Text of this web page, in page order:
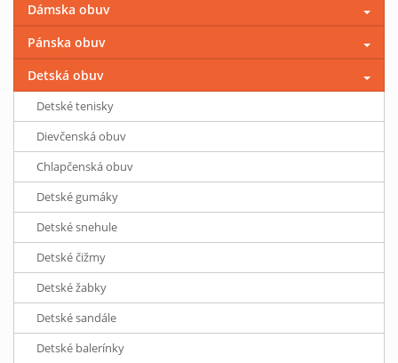
Dámska obuv
Pánska obuv
Detská obuv
Detské tenisky
Dievčenská obuv
Chlapčenská obuv
Detské gumáky
Detské snehule
Detské čižmy
Detské žabky
Detské sandále
Detské balerínky